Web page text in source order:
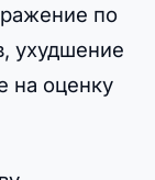
по
ухудшение
на оценку